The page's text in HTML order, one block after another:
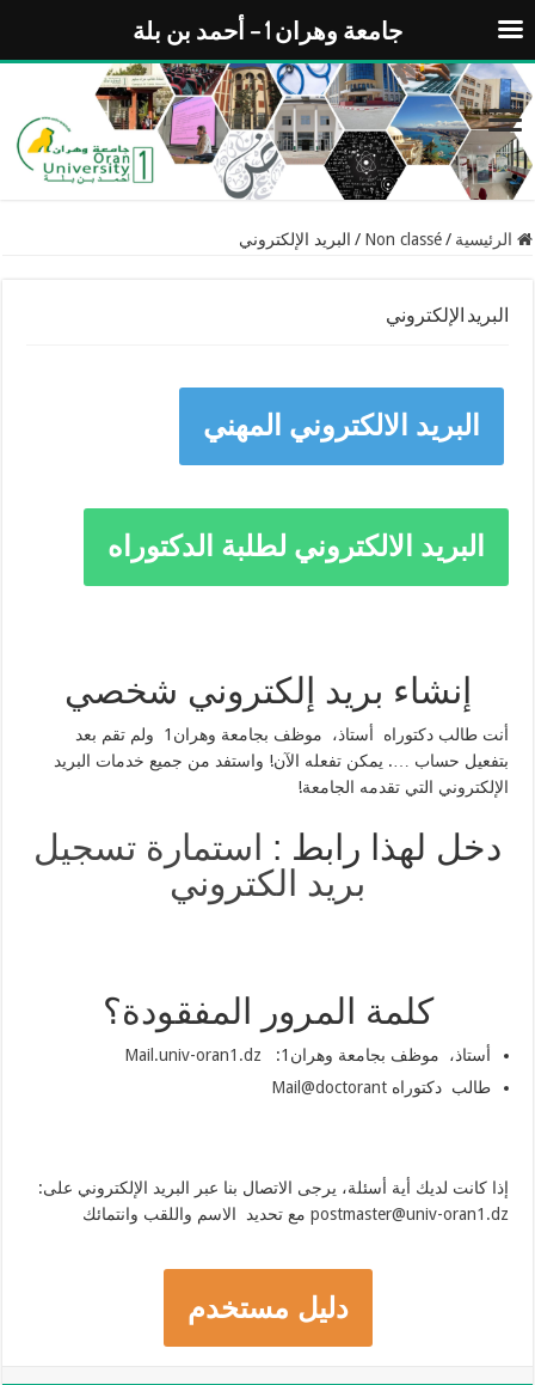
الرئيسية /
Non classé
/ البريد الإلكتروني
البريد الإلكتروني
البريد الالكتروني المهني
البريد الالكتروني لطلبة الدكتوراه
إنشاء بريد إلكتروني شخصي
أنت طالب دكتوراه أستاذ، موظف بجامعة وهران1 ولم تقم بعد
بتفعيل حساب …. يمكن تفعله الآن! واستفد من جميع خدمات البريد
الإلكتروني التي تقدمه الجامعة!
دخل لهذا رابط :
استمارة تسجيل
بريد الكتروني
كلمة المرور المفقودة؟
أستاذ، موظف بجامعة وهران1:
Mail.univ-oran1.dz
طالب دكتوراهMail@doctorant
إذا كانت لديك أية أسئلة، يرجى الاتصال بنا عبر البريد الإلكتروني على:
postmaster@univ-oran1.dz مع تحديد الاسم واللقب وانتمائك
دليل مستخدم
جامعة وهران 1 – أحمد بن بلة